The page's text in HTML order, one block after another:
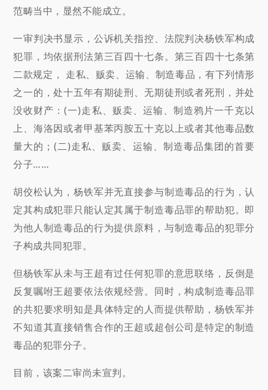
范畴当中，显然不能成立。
一审判决书显示，公诉机关指控、法院判决杨铁军构成
犯罪，均依据刑法第三百四十七条。第三百四十七条第
二款规定， 走私、贩卖、运输、制造毒品，有下列情形
之一的，处十五年有期徒刑、无期徒刑或者死刑，并处
没收财产：(一)走私、贩卖、运输、制造鸦片一千克以
上、海洛因或者甲基苯丙胺五十克以上或者其他毒品数
量大的；(二)走私、贩卖、运输、制造毒品集团的首要
分子……
胡佼松认为，杨铁军并无直接参与制造毒品的行为，认
定其构成犯罪只能认定其属于制造毒品罪的帮助犯。即
为他人制造毒品的行为提供原料，与制造毒品的犯罪分
子构成共同犯罪。
但杨铁军从未与王超有过任何犯罪的意思联络，反倒是
反复嘱咐王超要依法依规经营。同时，构成制造毒品罪
的共犯要求明知是具体特定的人而提供帮助，杨铁军并
不知道其直接销售合作的王超或超创公司是特定的制造
毒品的犯罪分子。
目前，该案二审尚未宣判。